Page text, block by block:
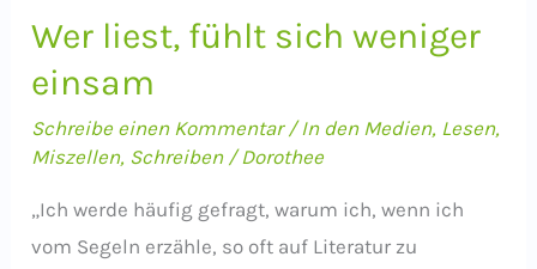
Wer liest, fühlt sich weniger
einsam
Schreibe einen Kommentar /In den Medien, Lesen,
Miszellen, Schreiben/Dorothee
„Ich werde häufig gefragt, warum ich, wenn ich
vom Segeln erzähle, so oft auf Literatur zu